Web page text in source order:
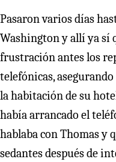
Pasaron varios días
Washington y allí ya sí
frustración antes los
telefónicas,
la habitación de su
había arrancado el
hablaba con Thomas y
sedantes después de